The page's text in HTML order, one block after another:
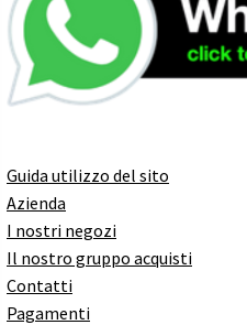
Guida utilizzo del sito
Azienda
I nostri negozi
Il nostro gruppo acquisti
Contatti
Pagamenti